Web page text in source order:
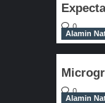
0
Alamin
0
Alamin